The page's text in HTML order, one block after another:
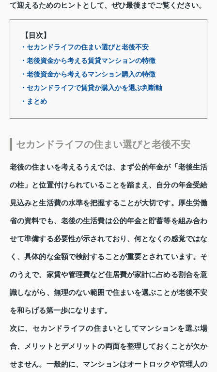
て迎えるためのヒントとして、ぜひ最後までご覧ください。
【目次】
・セカンドライフの住まい選びと老後不安
・老後資金から考える賃貸マンションの特徴
・老後資金から考えるマンション購入の特徴
・セカンドライフで賃貸か購入かを選ぶ判断軸
・まとめ
セカンドライフの住まい選びと老後不安
老後の住まいを考えるうえでは、まず公的年金が「老後生活
の柱」と位置付けられていることを踏まえ、自分の年金受給
見込みと生活費の水準を把握することが大切です。厚生労働
省の資料でも、老後の生活費は公的年金と貯蓄等を組み合わ
せて準備する必要性が示されており、何となくの感覚ではな
く、具体的な金額で検討することが重要とされています。そ
のうえで、家賃や管理費など住居費が家計に占める割合を意
識しながら、無理のない範囲で住まいを選ぶことが老後不安
を和らげる第一歩になります。
次に、セカンドライフの住まいとしてマンションを選ぶ場
合、メリットとデメリットの両面を整理しておくことが欠か
せません。一般的に、マンションはオートロックや管理人の